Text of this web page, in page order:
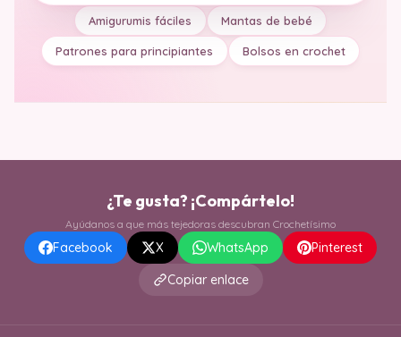
Amigurumis fáciles Mantas de bebé
Patrones para principiantes Bolsos en crochet
¿Te gusta? ¡Compártelo!
Ayúdanos a que más tejedoras descubran Crochetísimo
Facebook X WhatsApp
Pinterest
Copiar enlace